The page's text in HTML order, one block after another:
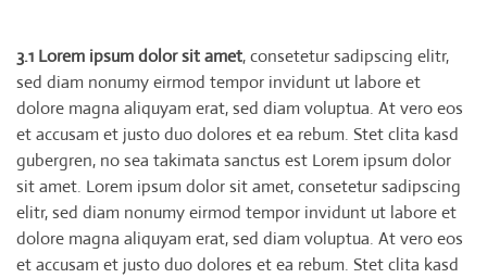
3.1 Lorem ipsum dolor sit amet, consetetur sadipscing elitr,
sed diam nonumy eirmod tempor invidunt ut labore et
dolore magna aliquyam erat, sed diam voluptua. At vero eos
et accusam et justo duo dolores et ea rebum. Stet clita kasd
gubergren, no sea takimata sanctus est Lorem ipsum dolor
sit amet. Lorem ipsum dolor sit amet, consetetur sadipscing
elitr, sed diam nonumy eirmod tempor invidunt ut labore et
dolore magna aliquyam erat, sed diam voluptua. At vero eos
et accusam et justo duo dolores et ea rebum. Stet clita kasd